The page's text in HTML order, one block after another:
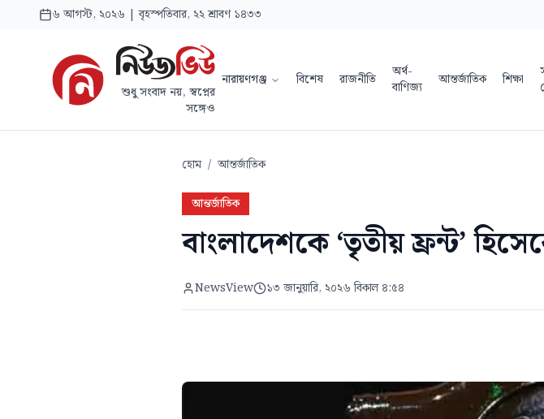
৬ আগস্ট, ২০২৬ | বৃহস্পতিবার, ২২ শ্রাবণ ১৪৩৩
শুধু সংবাদ নয়, স্বপ্নের
সঙ্গেও
নারায়ণগঞ্জ বিশেষ রাজনীতি
অর্থ-
বাণিজ্য
আন্তর্জাতিক শিক্ষা
হোম / আন্তর্জাতিক
আন্তর্জাতিক
​বাংলাদেশকে ‘তৃতীয় ফ্রন্ট’
NewsView ১৩ জানুয়ারি, ২০২৬ বিকাল ৪:৫৪